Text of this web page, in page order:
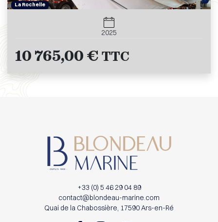
La Rochelle
2025
10 765,00 € TTC
+33 (0) 5 46 29 04 89
contact@blondeau-marine.com
Quai de la Chabossière, 17590 Ars-en-Ré